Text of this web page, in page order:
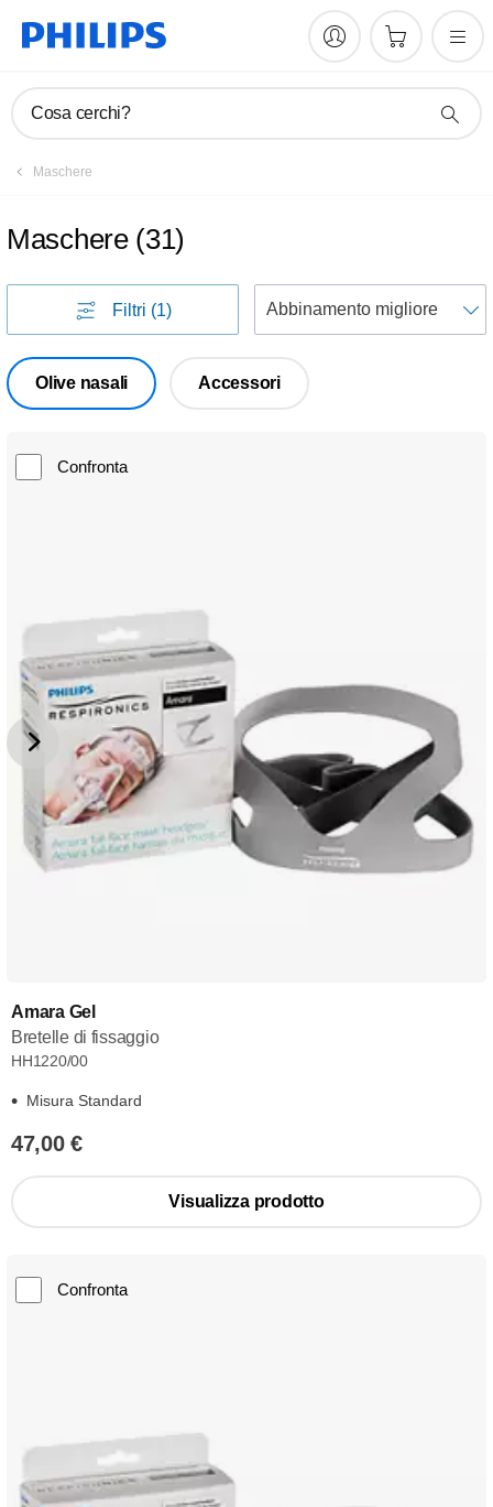
Cosa cerchi?
Maschere
Maschere (31)
Filtri (1)
Olive nasali Accessori
Confronta
Amara Gel
Bretelle di fissaggio
HH1220/00
Misura Standard
47,00 €
Visualizza prodotto
Confronta